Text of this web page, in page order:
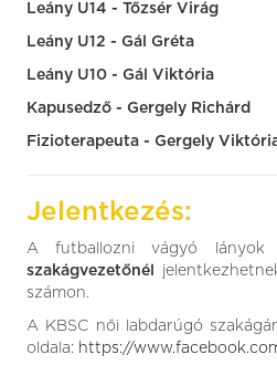
Leány U14 - Tőzsér Virág
Leány U12 - Gál Gréta
Leány U10 - Gál Viktória
Kapusedző - Gergely Richárd
Fizioterapeuta - Gergely
Jelentkezés:
A futballozni vágyó lányok
szakágvezetőnél
számon.
A KBSC női labdarúgó
oldala: https://